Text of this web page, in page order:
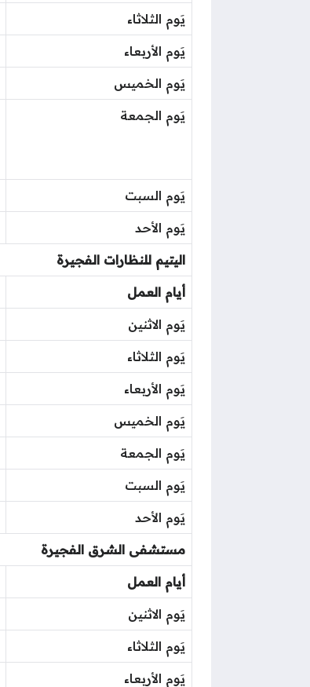
يَوم الثلاثاء
يَوم الأربعاء
يَوم الخميس
يَوم الجمعة
يَوم السبت
يَوم الأحد
اليتيم للنظارات الفجيرة
أيام العمل
يَوم الاثنين
يَوم الثلاثاء
يَوم الأربعاء
يَوم الخميس
يَوم الجمعة
يَوم السبت
يَوم الأحد
مستشفى الشرق الفجيرة
أيام العمل
يَوم الاثنين
يَوم الثلاثاء
يَوم الأربعاء